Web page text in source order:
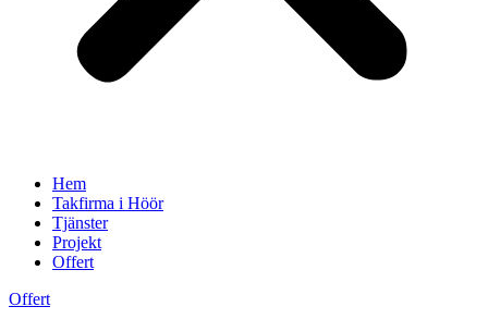
Hem
Takfirma i Höör
Tjänster
Projekt
Offert
Offert